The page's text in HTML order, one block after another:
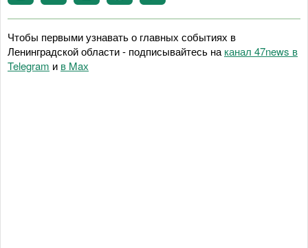
Чтобы первыми узнавать о главных событиях в
Ленинградской области - подписывайтесь на канал 47news в
Telegram и в Maх